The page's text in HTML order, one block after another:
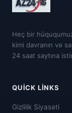
Heç bir
kimi davranın və
24 saat saytına
QUICK LINKS
Gizlilik Siyasəti